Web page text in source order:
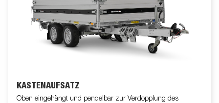
KASTENAUFSATZ
Oben eingehängt und pendelbar zur Verdopplung des